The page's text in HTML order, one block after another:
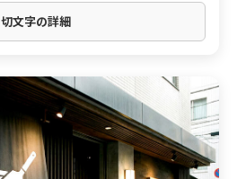
切文字の詳細